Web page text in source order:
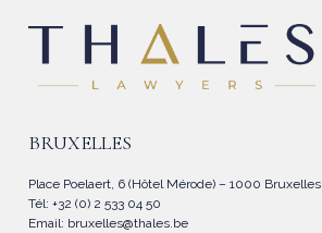
BRUXELLES
Place Poelaert, 6 (Hôtel Mérode) – 1000 Bruxelles
Tél: +32 (0) 2 533 04 50
Email: bruxelles@thales.be